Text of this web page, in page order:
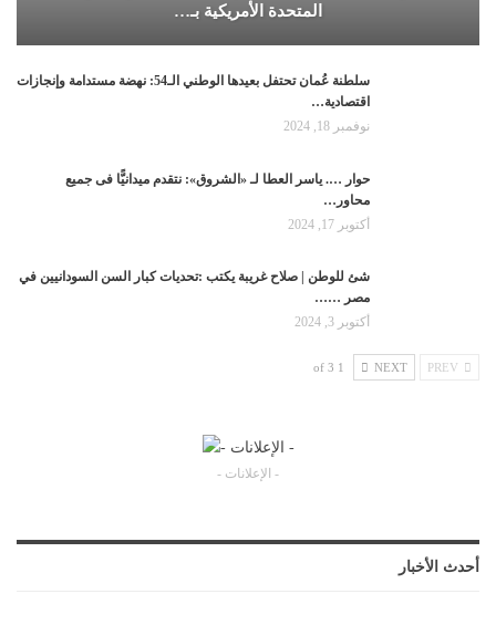
المتحدة الأمريكية بـ…
سلطنة عُمان تحتفل بعيدها الوطني الـ54: نهضة مستدامة وإنجازات
اقتصادية…
نوفمبر 18, 2024
حوار …. ياسر العطا لـ «الشروق»: نتقدم ميدانيًّا فى جميع
محاور…
أكتوبر 17, 2024
شئ للوطن | صلاح غريبة يكتب :تحديات كبار السن السودانيين في
مصر ……
أكتوبر 3, 2024
NEXT
1 of 3
- الإعلانات -
أحدث الأخبار